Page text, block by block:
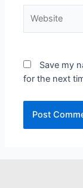
Save my
for the next